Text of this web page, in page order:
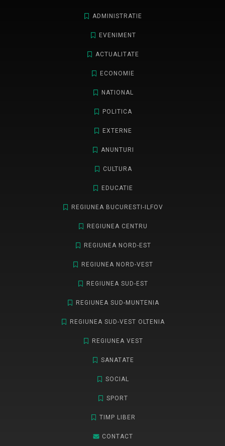
ADMINISTRATIE
EVENIMENT
ACTUALITATE
ECONOMIE
NATIONAL
POLITICA
EXTERNE
ANUNTURI
CULTURA
EDUCATIE
REGIUNEA BUCURESTI-ILFOV
REGIUNEA CENTRU
REGIUNEA NORD-EST
REGIUNEA NORD-VEST
REGIUNEA SUD-EST
REGIUNEA SUD-MUNTENIA
REGIUNEA SUD-VEST OLTENIA
REGIUNEA VEST
SANATATE
SOCIAL
SPORT
TIMP LIBER
CONTACT